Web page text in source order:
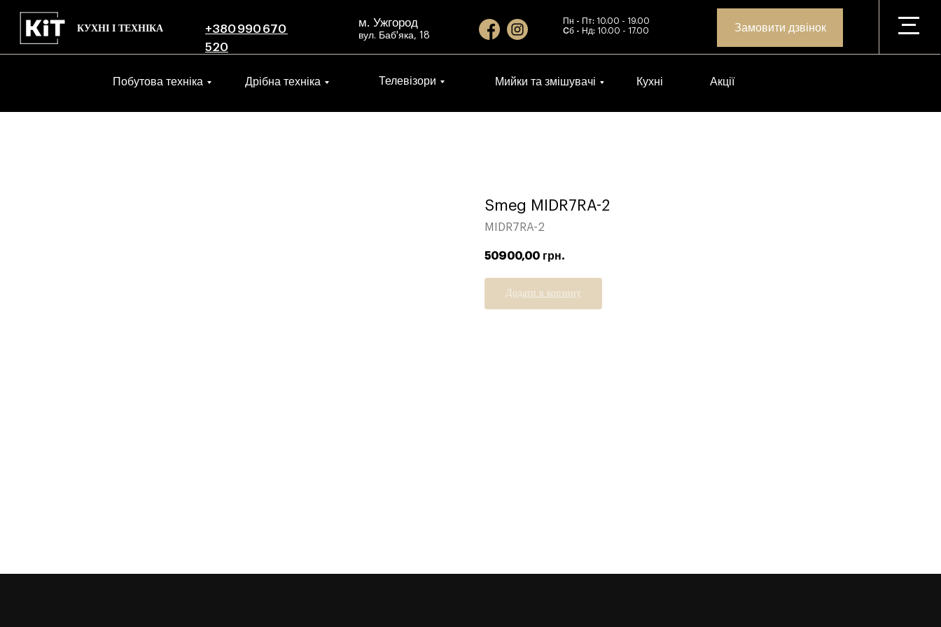
Дрібна техніка Акції
Мийки та змішувачі
Побутова техніка Кухні
Пн - Пт: 10.00 - 19.00
Cб - Нд: 10.00 - 17.00
+380 990 670
520
КУХНІ І ТЕХНІКА
вул. Баб'яка, 18
м. Ужгород Замовити дзвінок
Телевізори
Smeg MIDR7RA-2
MIDR7RA-2
50900,00 грн.
Додати в корзину